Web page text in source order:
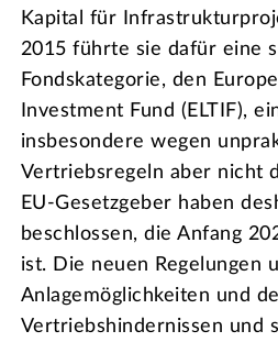
Kapital für
2015 führte sie dafür eine
Fondskategorie, den
Investment Fund (ELTIF),
insbesondere wegen
Vertriebsregeln aber nicht
EU-Gesetzgeber haben
beschlossen, die Anfang
ist. Die neuen Regelungen
Anlagemöglichkeiten und
Vertriebshindernissen und